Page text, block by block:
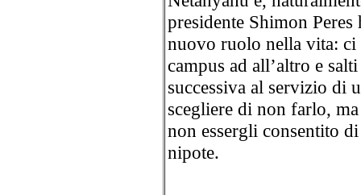
presidente Shimon
nuovo ruolo nella vita: ci
campus ad all’altro e
successiva al servizio di
scegliere di non farlo,
non essergli consentito
nipote.